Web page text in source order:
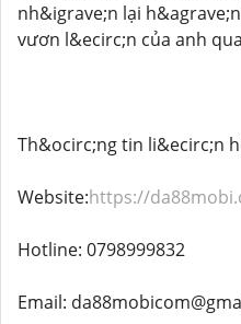
nh&igrave;n lại
vươn l&ecirc;n của anh
Th&ocirc;ng tin li&ecirc;n
Website:https://
Hotline: 0798999832
Email: